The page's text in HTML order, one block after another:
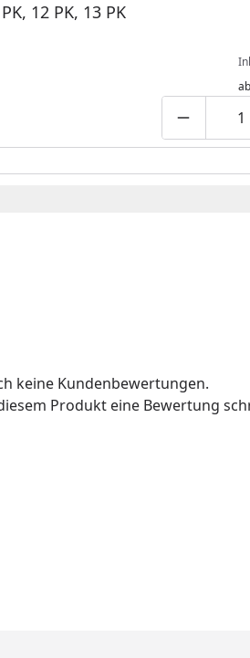
12 PK, 13 PK
keine Kundenbewertungen.
Produkt eine Bewertung